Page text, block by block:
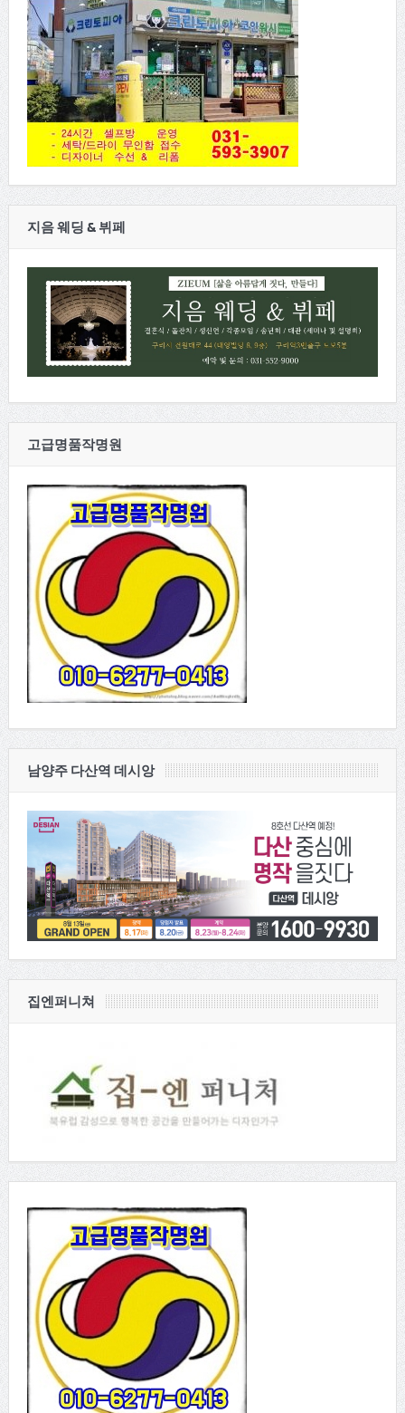
지음 웨딩 & 뷔페
고급명품작명원
남양주 다산역 데시앙
집엔퍼니쳐